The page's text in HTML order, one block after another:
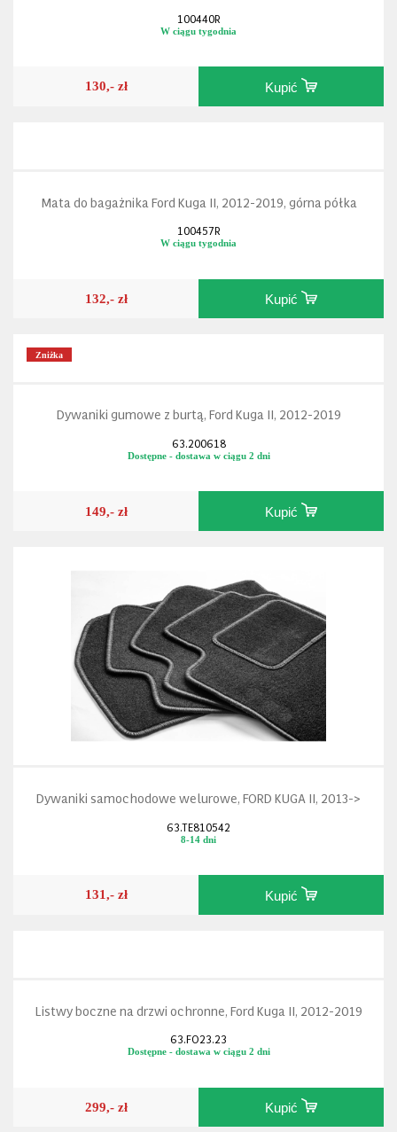
100440R
W ciągu tygodnia
130,- zł Kupić
Mata do bagażnika Ford Kuga II, 2012-2019, górna półka
100457R
W ciągu tygodnia
132,- zł Kupić
Zniżka
Dywaniki gumowe z burtą, Ford Kuga II, 2012-2019
63.200618
Dostępne - dostawa w ciągu 2 dni
149,- zł Kupić
Dywaniki samochodowe welurowe, FORD KUGA II, 2013->
63.TE810542
8-14 dni
131,- zł Kupić
Listwy boczne na drzwi ochronne, Ford Kuga II, 2012-2019
63.FO23.23
Dostępne - dostawa w ciągu 2 dni
299,- zł Kupić